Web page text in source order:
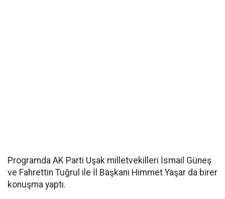
Programda AK Parti Uşak milletvekilleri İsmail Güneş
ve Fahrettin Tuğrul ile İl Başkanı Himmet Yaşar da birer
konuşma yaptı.